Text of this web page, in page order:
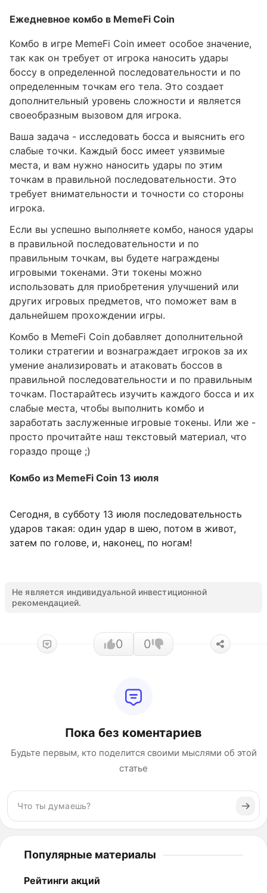
Ежедневное комбо в MemeFi Coin
Комбо в игре MemeFi Coin имеет особое значение,
так как он требует от игрока наносить удары
боссу в определенной последовательности и по
определенным точкам его тела. Это создает
дополнительный уровень сложности и является
своеобразным вызовом для игрока.
Ваша задача - исследовать босса и выяснить его
слабые точки. Каждый босс имеет уязвимые
места, и вам нужно наносить удары по этим
точкам в правильной последовательности. Это
требует внимательности и точности со стороны
игрока.
Если вы успешно выполняете комбо, нанося удары
в правильной последовательности и по
правильным точкам, вы будете награждены
игровыми токенами. Эти токены можно
использовать для приобретения улучшений или
других игровых предметов, что поможет вам в
дальнейшем прохождении игры.
Комбо в MemeFi Coin добавляет дополнительной
толики стратегии и вознаграждает игроков за их
умение анализировать и атаковать боссов в
правильной последовательности и по правильным
точкам. Постарайтесь изучить каждого босса и их
слабые места, чтобы выполнить комбо и
заработать заслуженные игровые токены. Или же -
просто прочитайте наш текстовый материал, что
гораздо проще ;)
Комбо из MemeFi Coin 13 июля
Сегодня, в субботу 13 июля последовательность
ударов такая: один удар в шею, потом в живот,
затем по голове, и, наконец, по ногам!
Не является индивидуальной инвестиционной
рекомендацией.
0 0
Пока без коментариев
Будьте первым, кто поделится своими мыслями об этой
статье
Популярные материалы
Рейтинги акций